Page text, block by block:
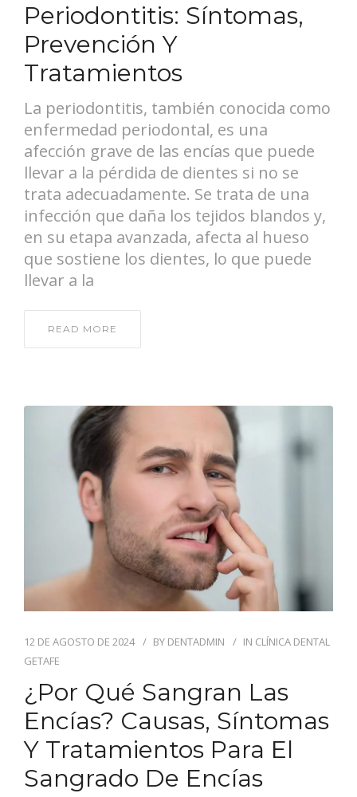
Periodontitis: Síntomas,
Prevención Y
Tratamientos
La periodontitis, también conocida como
enfermedad periodontal, es una
afección grave de las encías que puede
llevar a la pérdida de dientes si no se
trata adecuadamente. Se trata de una
infección que daña los tejidos blandos y,
en su etapa avanzada, afecta al hueso
que sostiene los dientes, lo que puede
llevar a la
READ MORE
12 DE AGOSTO DE 2024 BY DENTADMIN IN CLÍNICA DENTAL
GETAFE
¿Por Qué Sangran Las
Encías? Causas, Síntomas
Y Tratamientos Para El
Sangrado De Encías